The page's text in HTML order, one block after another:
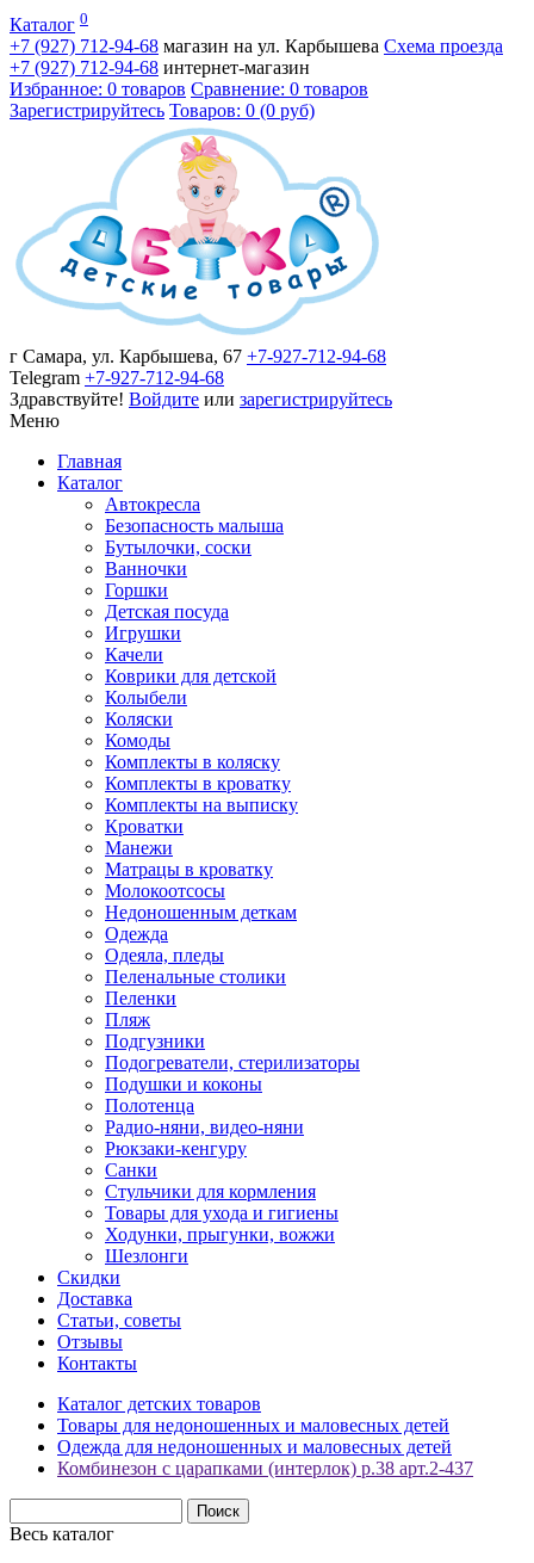
Каталог 0
+7 (927) 712-94-68 магазин на ул. Карбышева Схема проезда
+7 (927) 712-94-68 интернет-магазин
Избранное: 0 товаров Сравнение: 0 товаров
Зарегистрируйтесь Товаров: 0 (0 руб)
г Самара, ул. Карбышева, 67 +7-927-712-94-68
Telegram +7-927-712-94-68
Здравствуйте! Войдите или зарегистрируйтесь
Меню
Главная
Каталог
Автокресла
Безопасность малыша
Бутылочки, соски
Ванночки
Горшки
Детская посуда
Игрушки
Качели
Коврики для детской
Колыбели
Коляски
Комоды
Комплекты в коляску
Комплекты в кроватку
Комплекты на выписку
Кроватки
Манежи
Матрацы в кроватку
Молокоотсосы
Недоношенным деткам
Одежда
Одеяла, пледы
Пеленальные столики
Пеленки
Пляж
Подгузники
Подогреватели, стерилизаторы
Подушки и коконы
Полотенца
Радио-няни, видео-няни
Рюкзаки-кенгуру
Санки
Стульчики для кормления
Товары для ухода и гигиены
Ходунки, прыгунки, вожжи
Шезлонги
Скидки
Доставка
Статьи, советы
Отзывы
Контакты
Каталог детских товаров
Товары для недоношенных и маловесных детей
Одежда для недоношенных и маловесных детей
Комбинезон с царапками (интерлок) р.38 арт.2-437
Весь каталог